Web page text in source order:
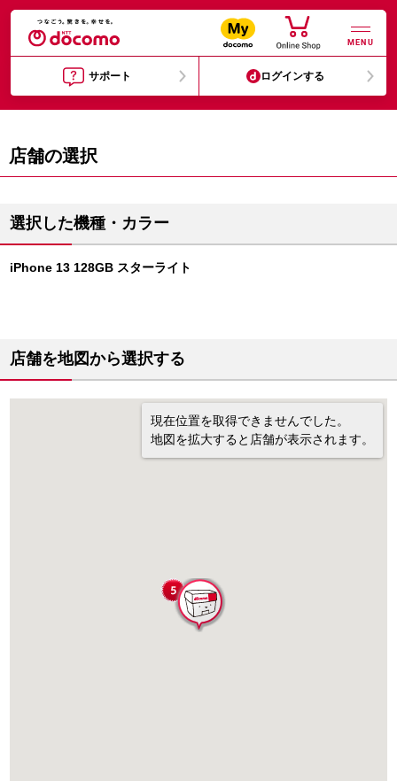
MENU
サポート ログインする
店舗の選択
選択した機種・カラー
iPhone 13 128GB スターライト
店舗を地図から選択する
現在位置を取得できませんでした。
地図を拡大すると店舗が表示されます。